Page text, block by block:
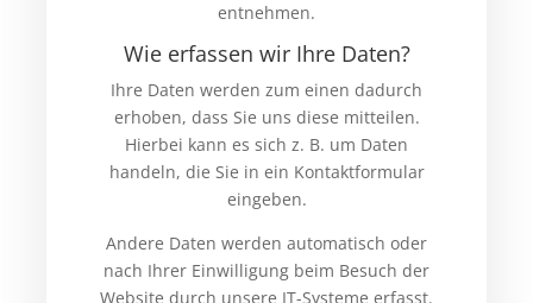
entnehmen.
Wie erfassen wir Ihre Daten?
Ihre Daten werden zum einen dadurch
erhoben, dass Sie uns diese mitteilen.
Hierbei kann es sich z. B. um Daten
handeln, die Sie in ein Kontaktformular
eingeben.
Andere Daten werden automatisch oder
nach Ihrer Einwilligung beim Besuch der
Website durch unsere IT-Systeme erfasst.